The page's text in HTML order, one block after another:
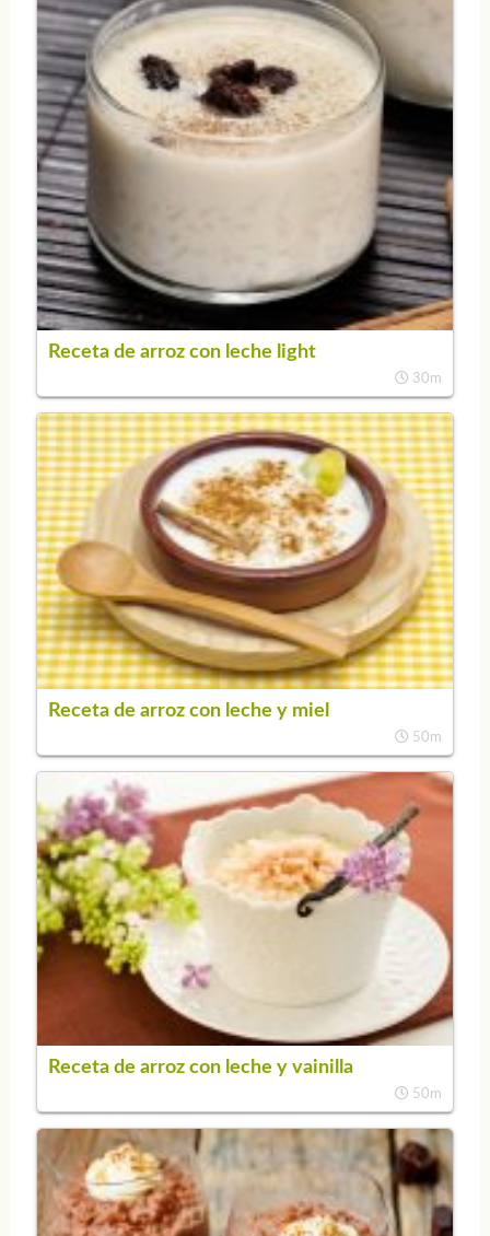
Receta de arroz con leche light
30m
Receta de arroz con leche y miel
50m
Receta de arroz con leche y vainilla
50m